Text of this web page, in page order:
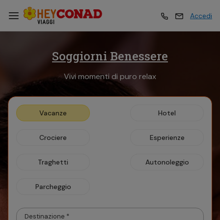
Vacanze
Esperienze
Crociere
Accedi
Esperienze
Crociere
Soggiorni Benessere
Vivi momenti di puro relax
Vacanze Hotel
Crociere Esperienze
Traghetti Autonoleggio
Parcheggio
Destinazione *